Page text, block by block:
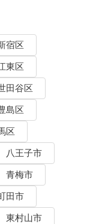
宿区
東区
田谷区
島区
区
八王子市
青梅市
田市
東村山市